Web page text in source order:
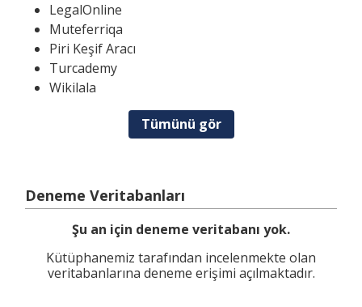
LegalOnline
Muteferriqa
Piri Keşif Aracı
Turcademy
Wikilala
Tümünü gör
Deneme Veritabanları
Şu an için deneme veritabanı yok.
Kütüphanemiz tarafından incelenmekte olan
veritabanlarına deneme erişimi açılmaktadır.